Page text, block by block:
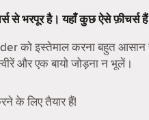
से भरपूर है। यहाँ कुछ ऐसे
को इस्तेमाल करना बहुत
और एक बायो जोड़ना न भूलें।
के लिए तैयार हैं!